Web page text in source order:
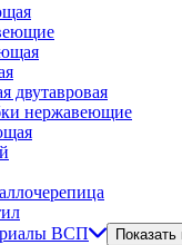
двутавровая
нержавеющие
ВСП